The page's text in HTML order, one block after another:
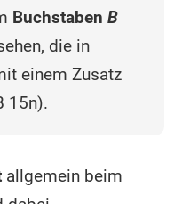
Buchstaben B
die in
einem Zusatz
15n).
allgemein beim